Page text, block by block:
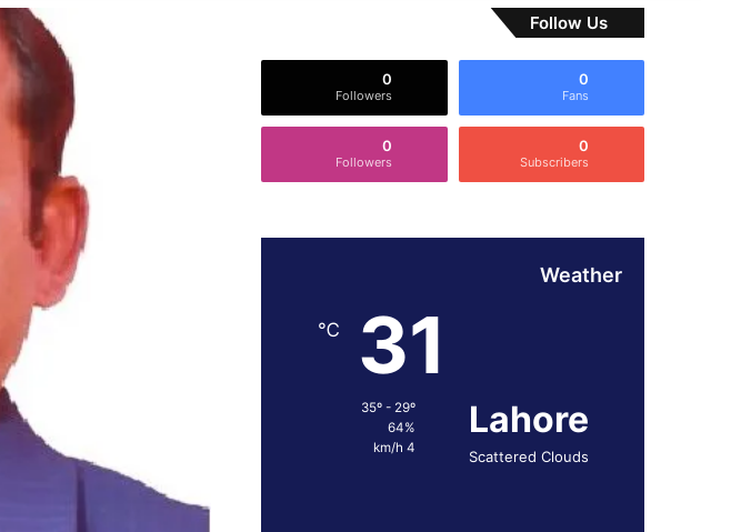
Follow Us
0
Fans
0
Followers
0
Subscribers
0
Followers
Weather
Lahore
Scattered Clouds
31
℃
35º - 29º
64%
4 km/h